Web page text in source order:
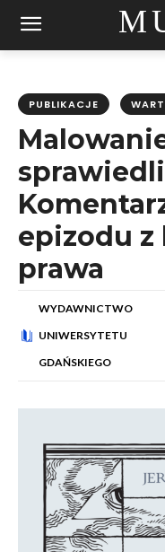
PUBLIKACJE
epizodu
prawa
WYDAWNICTWO
UNIWERSYTETU
GDAŃSKIEGO